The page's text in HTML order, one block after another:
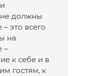
не должны
это всего
на
–
к себе и в
гостям, к